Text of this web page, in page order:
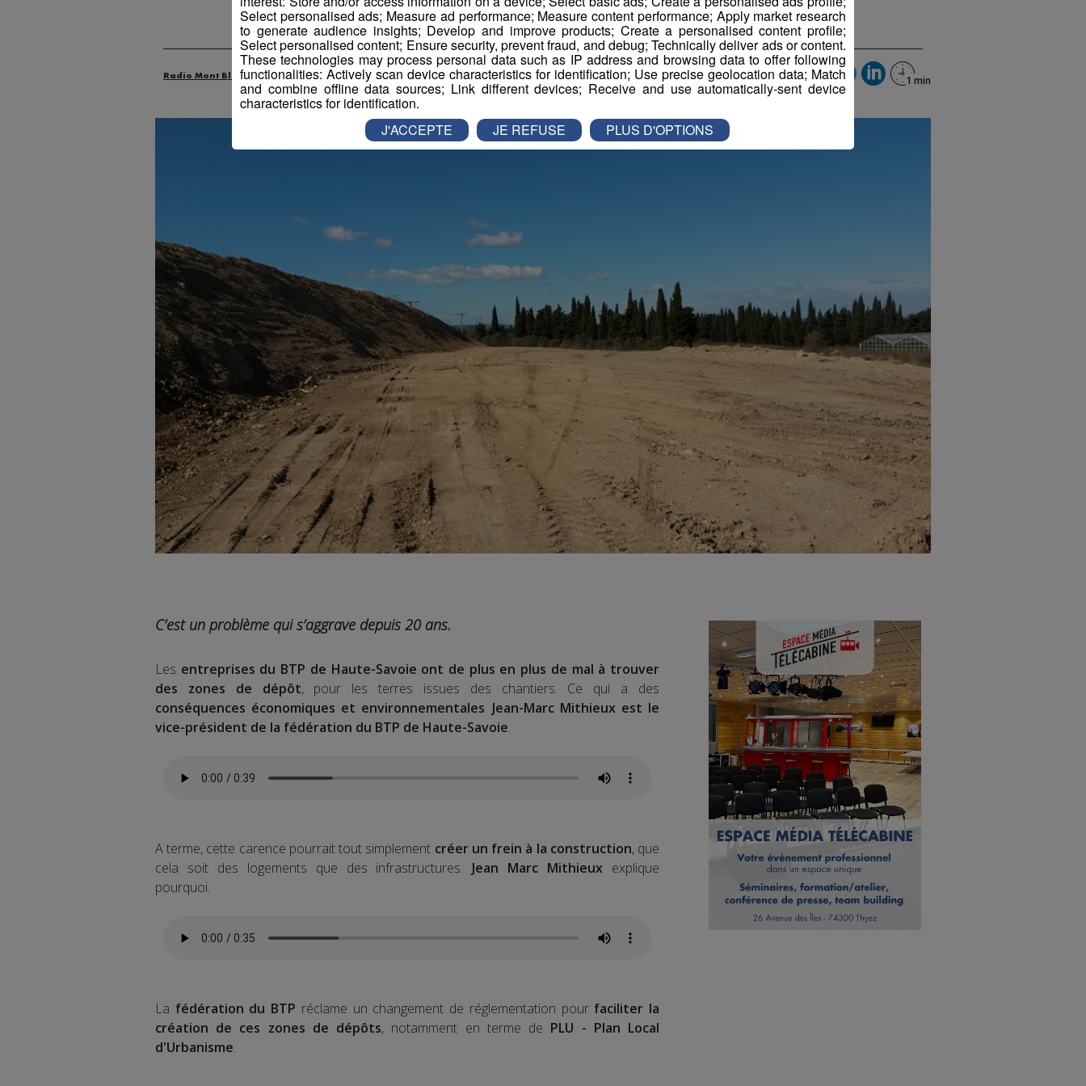
Publié par La Rédaction Radio Mont Blanc -11 février 2019 à 10h34
Radio Mont Blanc Actus Économie
C’est un problème qui s’aggrave depuis 20 ans.
Les entreprises du BTP de Haute-Savoie ont de plus en plus de mal à trouver
des zones de dépôt, pour les terres issues des chantiers. Ce qui a des
conséquences économiques et environnementales. Jean-Marc Mithieux est le
vice-président de la fédération du BTP de Haute-Savoie.
A terme, cette carence pourrait tout simplement créer un frein à la construction, que
cela soit des logements que des infrastructures. Jean Marc Mithieux explique
pourquoi.
La fédération du BTP réclame un changement de réglementation pour faciliter la
création de ces zones de dépôts, notamment en terme de PLU - Plan Local
d'Urbanisme.
Select personalised ads; Measure ad performance; Measure content performance; Apply market research
to generate audience insights; Develop and improve products; Create a personalised content profile;
Select personalised content; Ensure security, prevent fraud, and debug; Technically deliver ads or content.
These technologies may process personal data such as IP address and browsing data to offer following
functionalities: Actively scan device characteristics for identification; Use precise geolocation data; Match
and combine offline data sources; Link different devices; Receive and use automatically-sent device
characteristics for identification.
J'ACCEPTE JE REFUSE PLUS D'OPTIONS